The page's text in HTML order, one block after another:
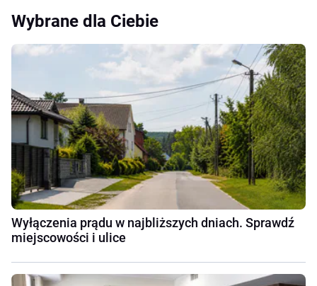
Wybrane dla Ciebie
Wyłączenia prądu w najbliższych dniach. Sprawdź
miejscowości i ulice